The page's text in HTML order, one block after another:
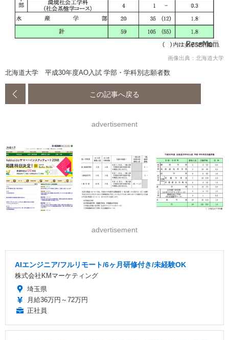
画像出典：北海道大学
北海道大学 平成30年度AO入試 学部・学科別志願者数
この記事へ戻る
advertisement
advertisement
AIエンジニア/フルリモート/6ヶ月研修付き/未経験OK
株式会社KMマーケティング
埼玉県
月給36万円～72万円
正社員